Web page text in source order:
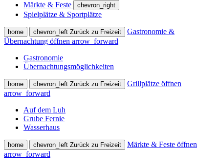
Märkte & Feste chevron_right
Spielplätze & Sportplätze
home chevron_left Zurück zu Freizeit
Gastronomie &
Übernachtung öffnen arrow_forward
Gastronomie
Übernachtungsmöglichkeiten
home chevron_left Zurück zu Freizeit
Grillplätze öffnen
arrow_forward
Auf dem Luh
Grube Fernie
Wasserhaus
home chevron_left Zurück zu Freizeit
Märkte & Feste öffnen
arrow_forward